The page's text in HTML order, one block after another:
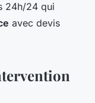
24h/24 qui
avec devis